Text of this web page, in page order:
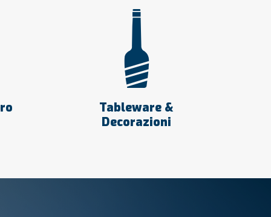
Tableware &
Decorazioni